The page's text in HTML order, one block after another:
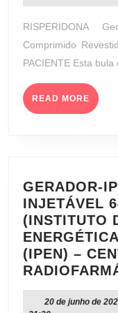
RISPERIDONA
Comprimido
PACIENTE Esta
READ MORE READ
MORE
GERADOR-
INJETÁVEL
(INSTITUTO
(IPEN) –
20 de junho de